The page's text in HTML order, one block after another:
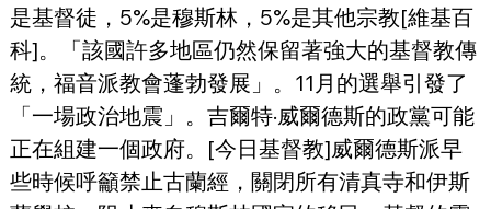
是基督徒，5%是穆斯林，5%是其他宗教[維基百
科]。「該國許多地區仍然保留著強大的基督教傳
統，福音派教會蓬勃發展」。11月的選舉引發了
「一場政治地震」。吉爾特·威爾德斯的政黨可能
正在組建一個政府。[今日基督教]威爾德斯派早
些時候呼籲禁止古蘭經，關閉所有清真寺和伊斯